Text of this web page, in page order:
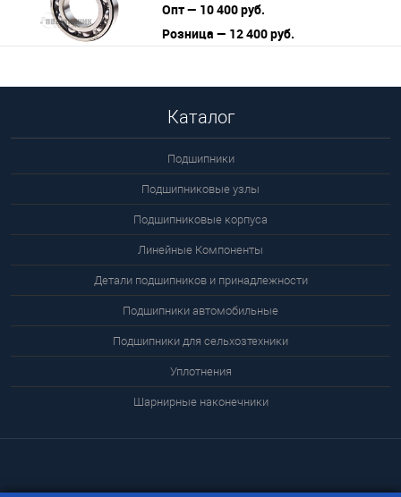
Опт — 10 400 руб.
Розница — 12 400 руб.
Каталог
Подшипники
Подшипниковые узлы
Подшипниковые корпуса
Линейные Компоненты
Детали подшипников и принадлежности
Подшипники автомобильные
Подшипники для сельхозтехники
Уплотнения
Шарнирные наконечники